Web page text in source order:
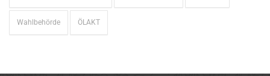
Wahlbehörde ÖLAKT